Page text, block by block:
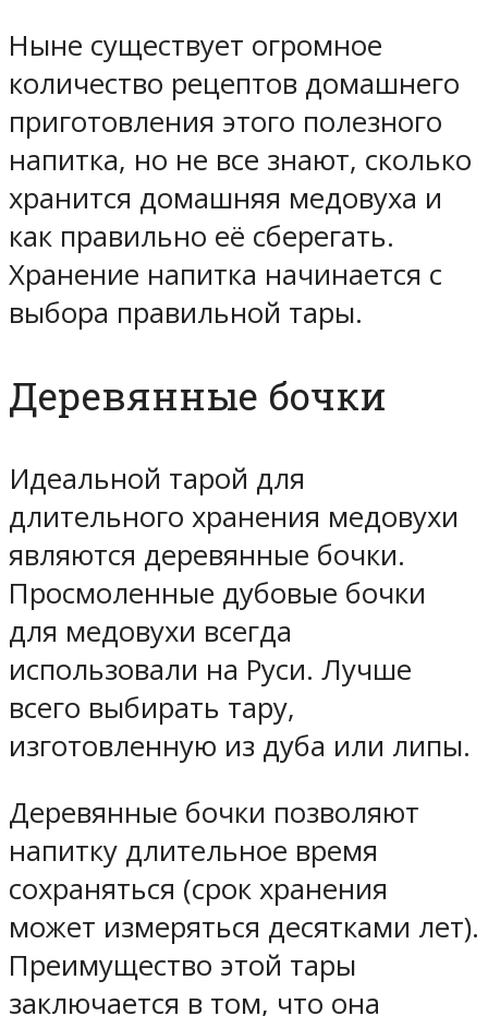
Ныне существует огромное
количество рецептов домашнего
приготовления этого полезного
напитка, но не все знают, сколько
хранится домашняя медовуха и
как правильно её сберегать.
Хранение напитка начинается с
выбора правильной тары.
Деревянные бочки
Идеальной тарой для
длительного хранения медовухи
являются деревянные бочки.
Просмоленные дубовые бочки
для медовухи всегда
использовали на Руси. Лучше
всего выбирать тару,
изготовленную из дуба или липы.
Деревянные бочки позволяют
напитку длительное время
сохраняться (срок хранения
может измеряться десятками лет).
Преимущество этой тары
заключается в том, что она